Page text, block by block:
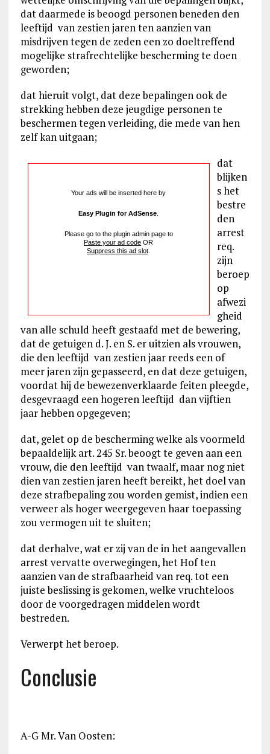
dat daarmede is beoogd personen beneden den
leeftijd van zestien jaren ten aanzien van
misdrijven tegen de zeden een zo doeltreffend
mogelijke strafrechtelijke bescherming te doen
geworden;
dat hieruit volgt, dat deze bepalingen ook de
strekking hebben deze jeugdige personen te
beschermen tegen verleiding, die mede van hen
zelf kan uitgaan;
Your ads will be inserted here by
Easy Plugin for AdSense
Please go to the plugin admin page to
Paste your ad code OR
Suppress this ad slot
dat
blijken
s het
bestre
den
arrest
req.
zijn
beroep
op
afwezi
gheid
van alle schuld heeft gestaafd met de bewering,
dat de getuigen d. J. en S. er uitzien als vrouwen,
die den leeftijd van zestien jaar reeds een of
meer jaren zijn gepasseerd, en dat deze getuigen,
voordat hij de bewezenverklaarde feiten pleegde,
desgevraagd een hogeren leeftijd dan vijftien
jaar hebben opgegeven;
dat, gelet op de bescherming welke als voormeld
bepaaldelijk art. 245 Sr. beoogt te geven aan een
vrouw, die den leeftijd van twaalf, maar nog niet
dien van zestien jaren heeft bereikt, het doel van
deze strafbepaling zou worden gemist, indien een
verweer als hoger weergegeven haar toepassing
zou vermogen uit te sluiten;
dat derhalve, wat er zij van de in het aangevallen
arrest vervatte overwegingen, het Hof ten
aanzien van de strafbaarheid van req. tot een
juiste beslissing is gekomen, welke vruchteloos
door de voorgedragen middelen wordt
bestreden.
Verwerpt het beroep.
Conclusie
A-G Mr. Van Oosten: